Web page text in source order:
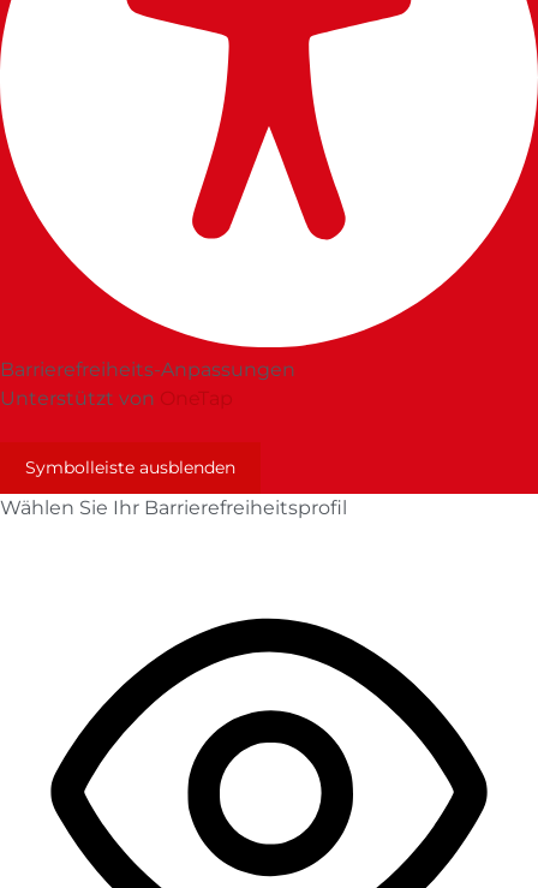
Barrierefreiheits-Anpassungen
Unterstützt von OneTap
Symbolleiste ausblenden
Wählen Sie Ihr Barrierefreiheitsprofil